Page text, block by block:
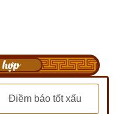
Điềm báo tốt xấu